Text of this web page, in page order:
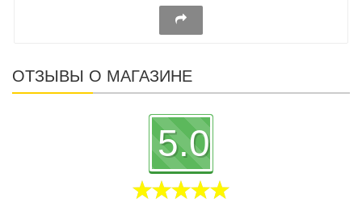
ОТЗЫВЫ О МАГАЗИНЕ
5.0